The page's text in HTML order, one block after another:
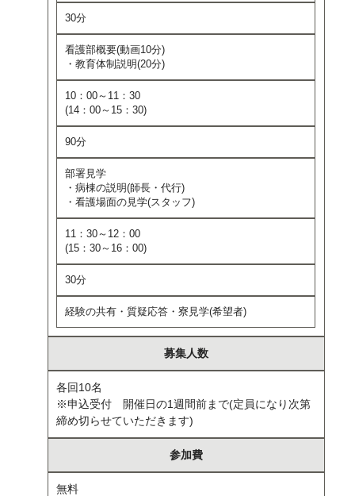
30分
看護部概要(動画10分)
・教育体制説明(20分)
10：00～11：30
(14：00～15：30)
90分
部署見学
・病棟の説明(師長・代行)
・看護場面の見学(スタッフ)
11：30～12：00
(15：30～16：00)
30分
経験の共有・質疑応答・寮見学(希望者)
募集人数
各回10名
※申込受付 開催日の1週間前まで(定員になり次第
締め切らせていただきます)
参加費
無料